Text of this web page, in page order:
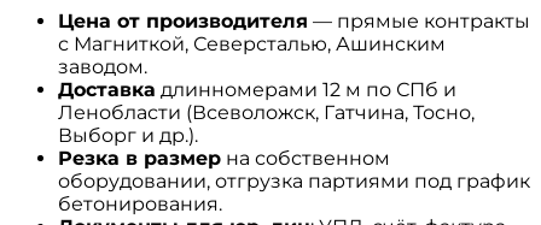
Цена от производителя — прямые контракты
с Магниткой, Северсталью, Ашинским
заводом.
Доставка длинномерами 12 м по СПб и
Ленобласти (Всеволожск, Гатчина, Тосно,
Выборг и др.).
Резка в размер на собственном
оборудовании, отгрузка партиями под график
бетонирования.